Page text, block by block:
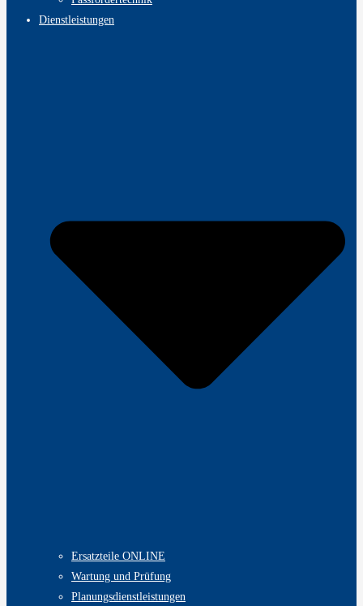
Dienstleistungen
Ersatzteile ONLINE
Wartung und Prüfung
Planungsdienstleistungen